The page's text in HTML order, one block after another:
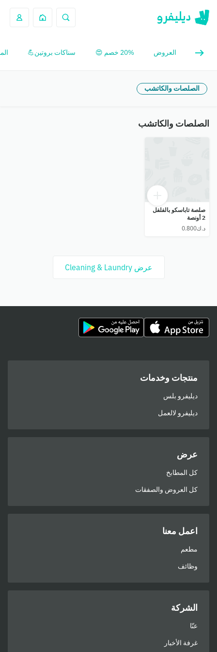
العروض 20% خصم 😍 سناكات بروتين💪
الصلصات والكاتشب
الصلصات والكاتشب
صلصة تاباسكو بالفلفل
2 أونصة
عرض Cleaning & Laundry
منتجات وخدمات
ديليفرو بلس
ديليفرو لالعمل
عرض
كل المطابخ
كل العروض والصفقات
اعمل معنا
مطعم
وظائف
الشركة
عنّا
غرفة الأخبار